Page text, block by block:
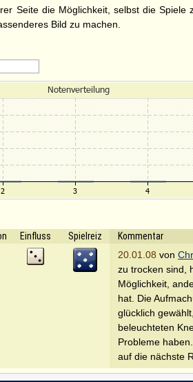
Seite die Möglichkeit, selbst die
Bild zu machen.
Einfluss Spielreiz
Kommentar
20.01.08 von
zu trocken sind,
Möglichkeit,
hat. Die
glücklich
beleuchteten
Probleme
auf die nächste